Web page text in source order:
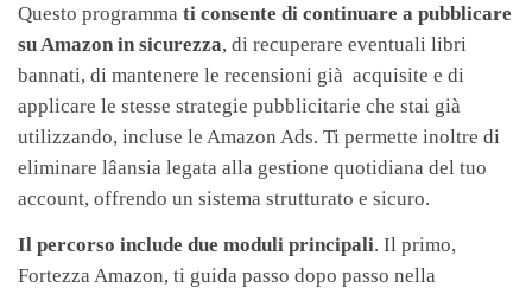
Questo programma ti consente di continuare a pubblicare
su Amazon in sicurezza, di recuperare eventuali libri
bannati, di mantenere le recensioni già acquisite e di
applicare le stesse strategie pubblicitarie che stai già
utilizzando, incluse le Amazon Ads. Ti permette inoltre di
eliminare lâansia legata alla gestione quotidiana del tuo
account, offrendo un sistema strutturato e sicuro.
Il percorso include due moduli principali. Il primo,
Fortezza Amazon, ti guida passo dopo passo nella